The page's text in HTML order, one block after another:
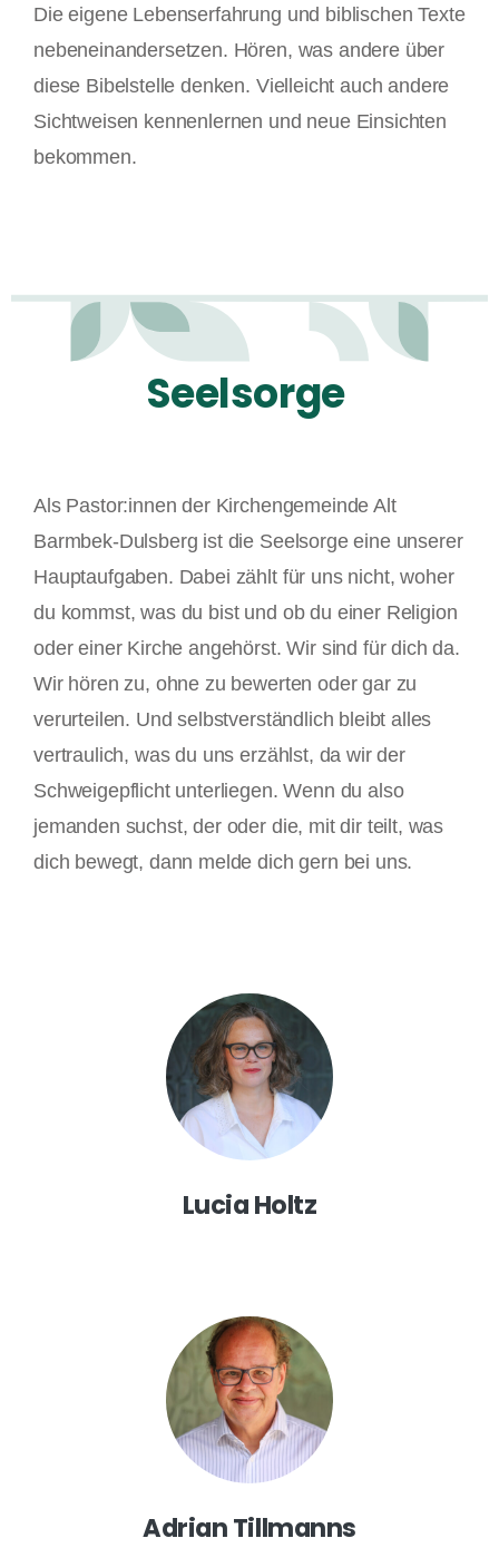
Die eigene Lebenserfahrung und biblischen Texte
nebeneinandersetzen. Hören, was andere über
diese Bibelstelle denken. Vielleicht auch andere
Sichtweisen kennenlernen und neue Einsichten
bekommen.
Als Pastor:innen der Kirchengemeinde Alt
Barmbek-Dulsberg ist die Seelsorge eine unserer
Hauptaufgaben. Dabei zählt für uns nicht, woher
du kommst, was du bist und ob du einer Religion
oder einer Kirche angehörst. Wir sind für dich da.
Wir hören zu, ohne zu bewerten oder gar zu
verurteilen. Und selbstverständlich bleibt alles
vertraulich, was du uns erzählst, da wir der
Schweigepflicht unterliegen. Wenn du also
jemanden suchst, der oder die, mit dir teilt, was
dich bewegt, dann melde dich gern bei uns.
Lucia Holtz
Adrian Tillmanns